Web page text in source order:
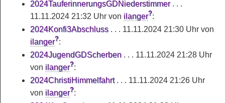
2024TauferinnerungsGDNiederstimmer. . .
11.11.2024 21:32 Uhr von ilanger?:
2024Konfi3Abschluss. . . 11.11.2024 21:30 Uhr von
ilanger?:
2024JugendGDScherben . . . 11.11.2024 21:28 Uhr
von ilanger?:
2024ChristiHimmelfahrt. . . 11.11.2024 21:26 Uhr
von ilanger?: